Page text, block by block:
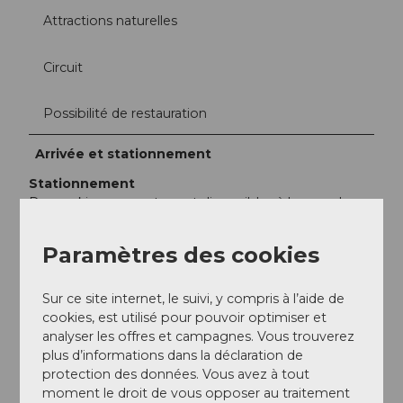
Attractions naturelles
Circuit
Possibilité de restauration
Arrivée et stationnement
Stationnement
Des parkings payants sont disponibles à la gare de
Transports en commun
Auteur(e)
Willisau Tourismus
Organisation
Paramètres des cookies
Sur ce site internet, le suivi, y compris à l’aide de
cookies, est utilisé pour pouvoir optimiser et
analyser les offres et campagnes. Vous trouverez
plus d’informations dans la déclaration de
protection des données. Vous avez à tout
moment le droit de vous opposer au traitement